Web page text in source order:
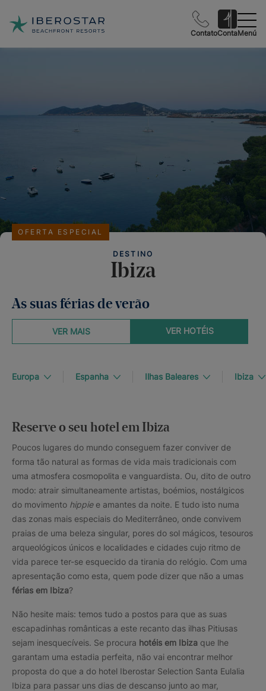
ContatoContaMenú
DESTINO
Ibiza
OFERTA ESPECIAL
As suas férias de verão
VER HOTÉIS
VER MAIS
Europa Espanha Ilhas Baleares Ibiza
Reserve o seu hotel em Ibiza
Poucos lugares do mundo conseguem fazer conviver de
forma tão natural as formas de vida mais tradicionais com
uma atmosfera cosmopolita e vanguardista. Ou, dito de outro
modo: atrair simultaneamente artistas, boémios, nostálgicos
do movimento hippie e amantes da noite. E tudo isto numa
das zonas mais especiais do Mediterrâneo, onde convivem
praias de uma beleza singular, pores do sol mágicos, tesouros
arqueológicos únicos e localidades e cidades cujo ritmo de
vida parece ter-se esquecido da tirania do relógio. Com uma
apresentação como esta, quem pode dizer que não a umas
férias em Ibiza?
Não hesite mais: temos tudo a postos para que as suas
escapadinhas românticas a este recanto das ilhas Pitiusas
sejam inesquecíveis. Se procura hotéis em Ibiza que lhe
garantam uma estadia perfeita, não vai encontrar melhor
proposta do que a do hotel Iberostar Selection Santa Eulalia
Ibiza para passar uns dias de descanso junto ao mar,